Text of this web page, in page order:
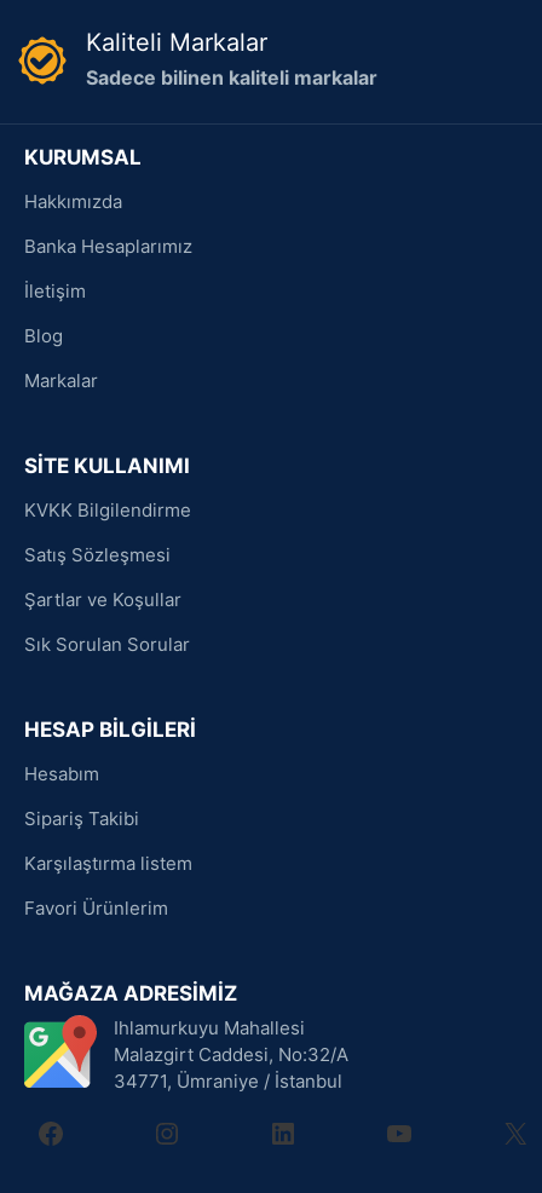
Kaliteli Markalar
Sadece bilinen kaliteli markalar
KURUMSAL
Hakkımızda
Banka Hesaplarımız
İletişim
Blog
Markalar
SİTE KULLANIMI
KVKK Bilgilendirme
Satış Sözleşmesi
Şartlar ve Koşullar
Sık Sorulan Sorular
HESAP BİLGİLERİ
Hesabım
Sipariş Takibi
Karşılaştırma listem
Favori Ürünlerim
MAĞAZA ADRESİMİZ
Ihlamurkuyu Mahallesi
Malazgirt Caddesi, No:32/A
34771, Ümraniye / İstanbul
facebookinstagramlinkedin youtube X